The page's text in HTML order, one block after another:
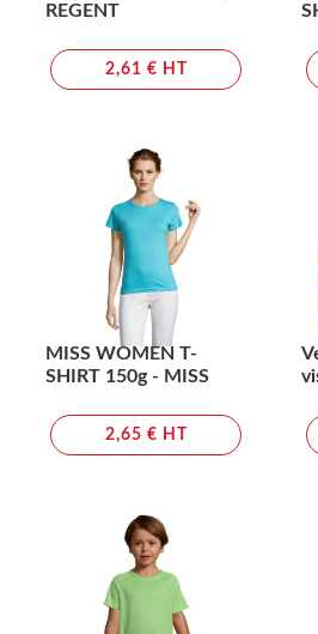
REGENT
2,61 € HT
MISS WOMEN T-
SHIRT 150g - MISS
2,65 € HT